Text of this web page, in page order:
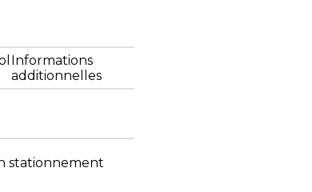
Informations
additionnelles
stationnement